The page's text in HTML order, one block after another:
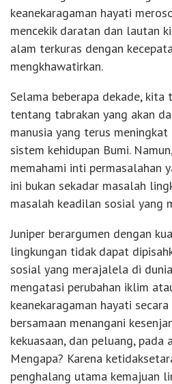
keanekaragaman hayati
mencekik daratan dan lautan
alam terkuras dengan
mengkhawatirkan.
Selama beberapa dekade,
tentang tabrakan yang akan
manusia yang terus
sistem kehidupan Bumi.
memahami inti permasalahan
ini bukan sekadar masalah
masalah keadilan sosial yang
Juniper berargumen dengan
lingkungan tidak dapat
sosial yang merajalela di
mengatasi perubahan iklim
keanekaragaman hayati
bersamaan menangani
kekuasaan, dan peluang, pada
Mengapa? Karena
penghalang utama kemajuan